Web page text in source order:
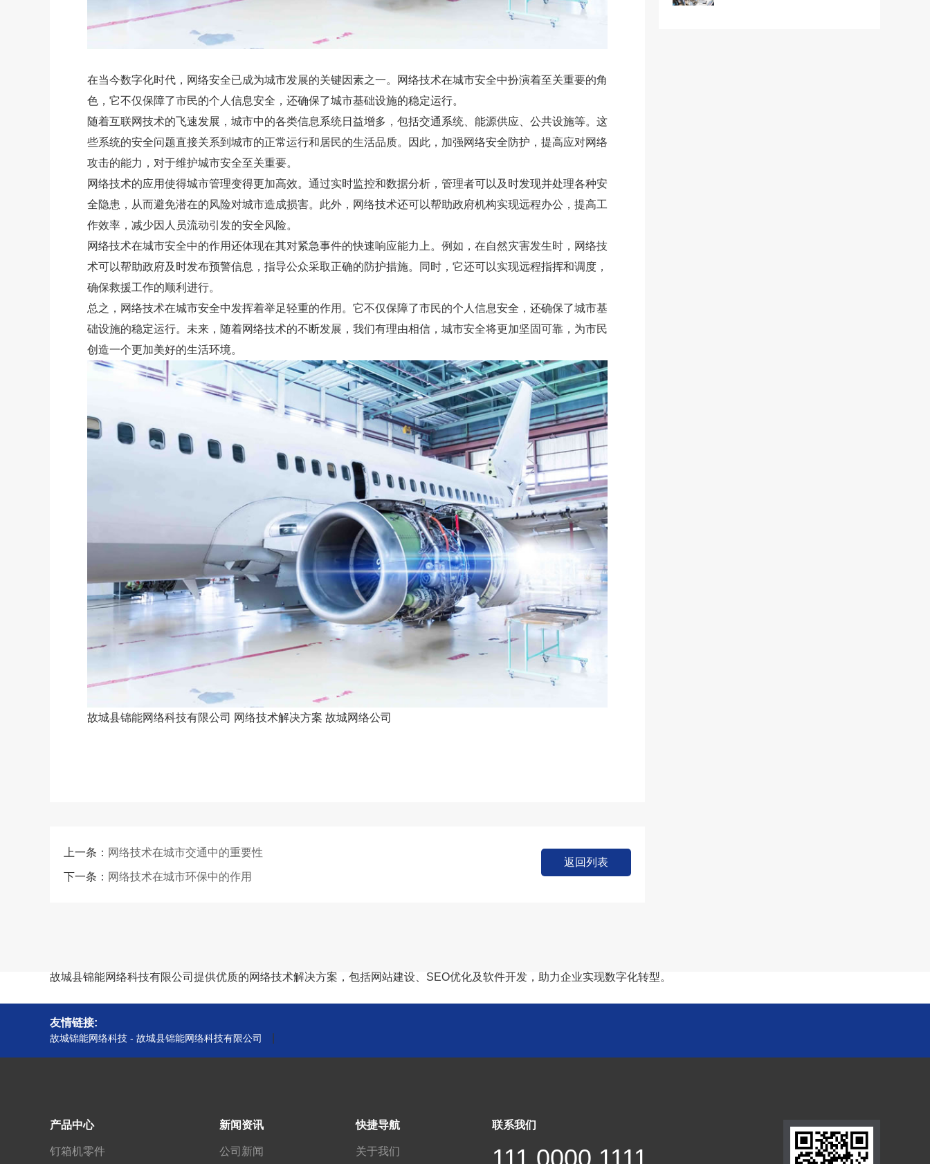
在当今数字化时代，网络安全已成为城市发展的关键因素之一。网络技术在城市安全中扮演着至关重要的角
色，它不仅保障了市民的个人信息安全，还确保了城市基础设施的稳定运行。
随着互联网技术的飞速发展，城市中的各类信息系统日益增多，包括交通系统、能源供应、公共设施等。这
些系统的安全问题直接关系到城市的正常运行和居民的生活品质。因此，加强网络安全防护，提高应对网络
攻击的能力，对于维护城市安全至关重要。
网络技术的应用使得城市管理变得更加高效。通过实时监控和数据分析，管理者可以及时发现并处理各种安
全隐患，从而避免潜在的风险对城市造成损害。此外，网络技术还可以帮助政府机构实现远程办公，提高工
作效率，减少因人员流动引发的安全风险。
网络技术在城市安全中的作用还体现在其对紧急事件的快速响应能力上。例如，在自然灾害发生时，网络技
术可以帮助政府及时发布预警信息，指导公众采取正确的防护措施。同时，它还可以实现远程指挥和调度，
确保救援工作的顺利进行。
总之，网络技术在城市安全中发挥着举足轻重的作用。它不仅保障了市民的个人信息安全，还确保了城市基
础设施的稳定运行。未来，随着网络技术的不断发展，我们有理由相信，城市安全将更加坚固可靠，为市民
创造一个更加美好的生活环境。
故城县锦能网络科技有限公司 网络技术解决方案 故城网络公司
上一条： 网络技术在城市交通中的重要性
下一条： 网络技术在城市环保中的作用
返回列表
故城县锦能网络科技有限公司提供优质的网络技术解决方案，包括网站建设、SEO优化及软件开发，助力企业实现数字化转型。
友情链接:
故城锦能网络科技 - 故城县锦能网络科技有限公司
产品中心
钉箱机零件
新闻资讯
公司新闻
快捷导航
关于我们
联系我们
111 0000 1111